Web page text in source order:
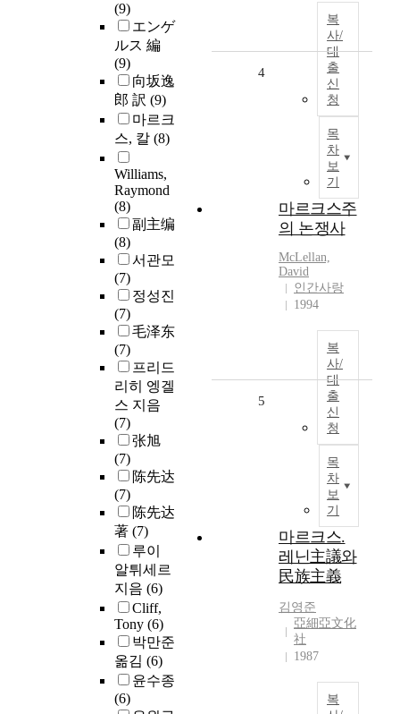
(9)
エンゲ
ルス 編
(9)
向坂逸
郎 訳 (9)
마르크
스, 칼 (8)
Williams,
Raymond
(8)
副主编
(8)
서관모
(7)
정성진
(7)
毛泽东
(7)
프리드
리히 엥겔
스 지음
(7)
张旭
(7)
陈先达
(7)
陈先达
著 (7)
루이
알튀세르
지음 (6)
Cliff,
Tony (6)
박만준
옮김 (6)
윤수종
(6)
복
사/
대
출
신
청
목
차
보
기
4
마르크스주
의 논쟁사
McLellan,
David
인간사랑
1994
복
사/
대
출
신
청
목
차
보
기
5
마르크스.
레닌主議와
民族主義
김영준
亞細亞文化
社
1987
복